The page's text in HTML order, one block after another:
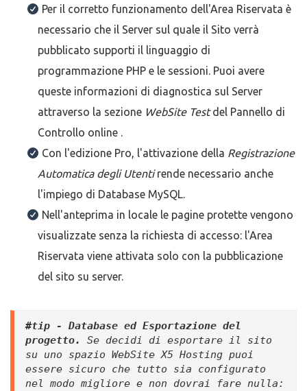
Per il corretto funzionamento dell'Area Riservata è
necessario che il Server sul quale il Sito verrà
pubblicato supporti il linguaggio di
programmazione PHP e le sessioni. Puoi avere
queste informazioni di diagnostica sul Server
attraverso la sezione WebSite Testdel Pannello di
Controllo online .
Con l'edizione Pro, l'attivazione della Registrazione
Automatica degli Utentirende necessario anche
l'impiego di Database MySQL.
Nell'anteprima in locale le pagine protette vengono
visualizzate senza la richiesta di accesso: l'Area
Riservata viene attivata solo con la pubblicazione
del sito su server.
#tip - Database ed Esportazione del
progetto. Se decidi di esportare il sito
su uno spazio WebSite X5 Hosting puoi
essere sicuro che tutto sia configurato
nel modo migliore e non dovrai fare nulla: